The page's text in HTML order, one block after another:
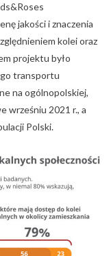
jakości i znaczenia
kolei oraz
projektu było
transportu
na ogólnopolskiej,
wrześniu 2021 r., a
Polski.